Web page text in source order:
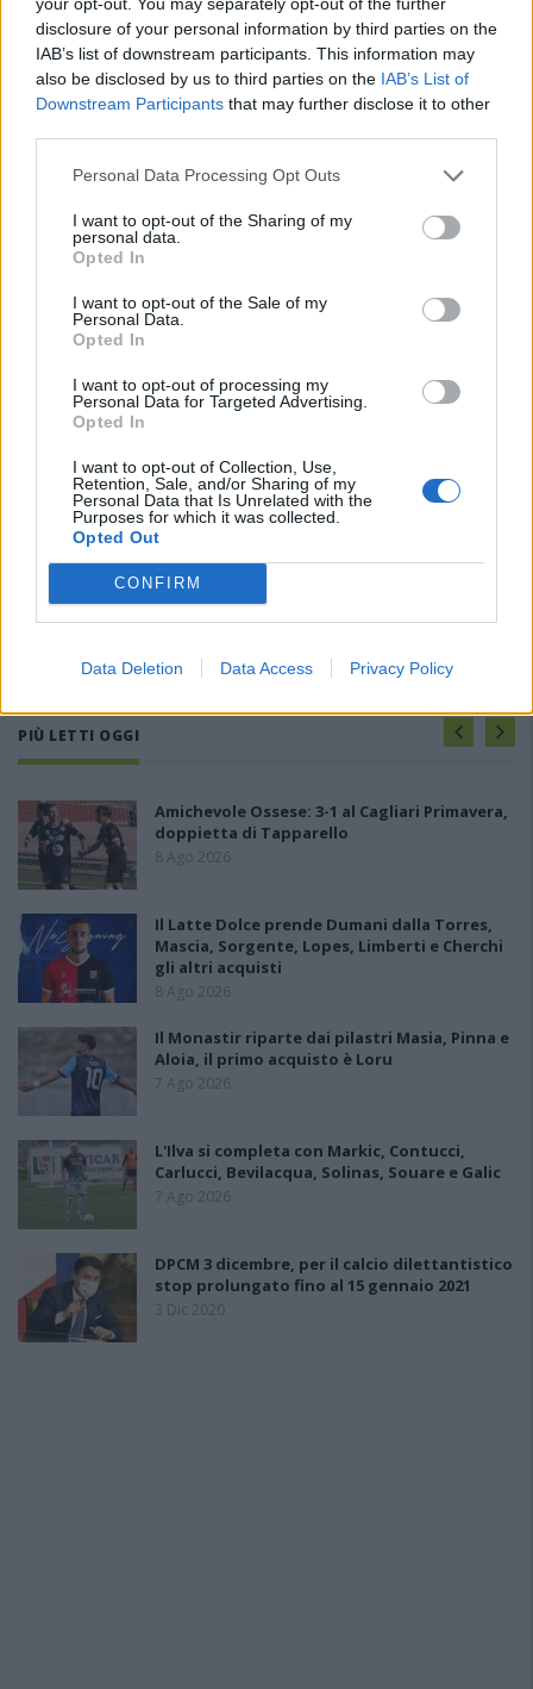
disclosure of your personal information by third parties on the
IAB’s list of downstream participants. This information may
also be disclosed by us to third parties on the IAB’s List of
Downstream Participants that may further disclose it to other
Personal Data Processing Opt Outs
I want to opt-out of the Sharing of my
personal data.
Opted In
I want to opt-out of the Sale of my
Personal Data.
Opted In
I want to opt-out of processing my
Personal Data for Targeted Advertising.
Opted In
I want to opt-out of Collection, Use,
Retention, Sale, and/or Sharing of my
Personal Data that Is Unrelated with the
Purposes for which it was collected.
Opted Out
CONFIRM
Data Deletion Data Access Privacy Policy
PIÙ LETTI OGGI
Amichevole Ossese: 3-1 al Cagliari Primavera,
doppietta di Tapparello
8 Ago 2026
Il Latte Dolce prende Dumani dalla Torres,
Mascia, Sorgente, Lopes, Limberti e Cherchi
gli altri acquisti
8 Ago 2026
Il Monastir riparte dai pilastri Masia, Pinna e
Aloia, il primo acquisto è Loru
7 Ago 2026
L'Ilva si completa con Markic, Contucci,
Carlucci, Bevilacqua, Solinas, Souare e Galic
7 Ago 2026
DPCM 3 dicembre, per il calcio dilettantistico
stop prolungato fino al 15 gennaio 2021
3 Dic 2020